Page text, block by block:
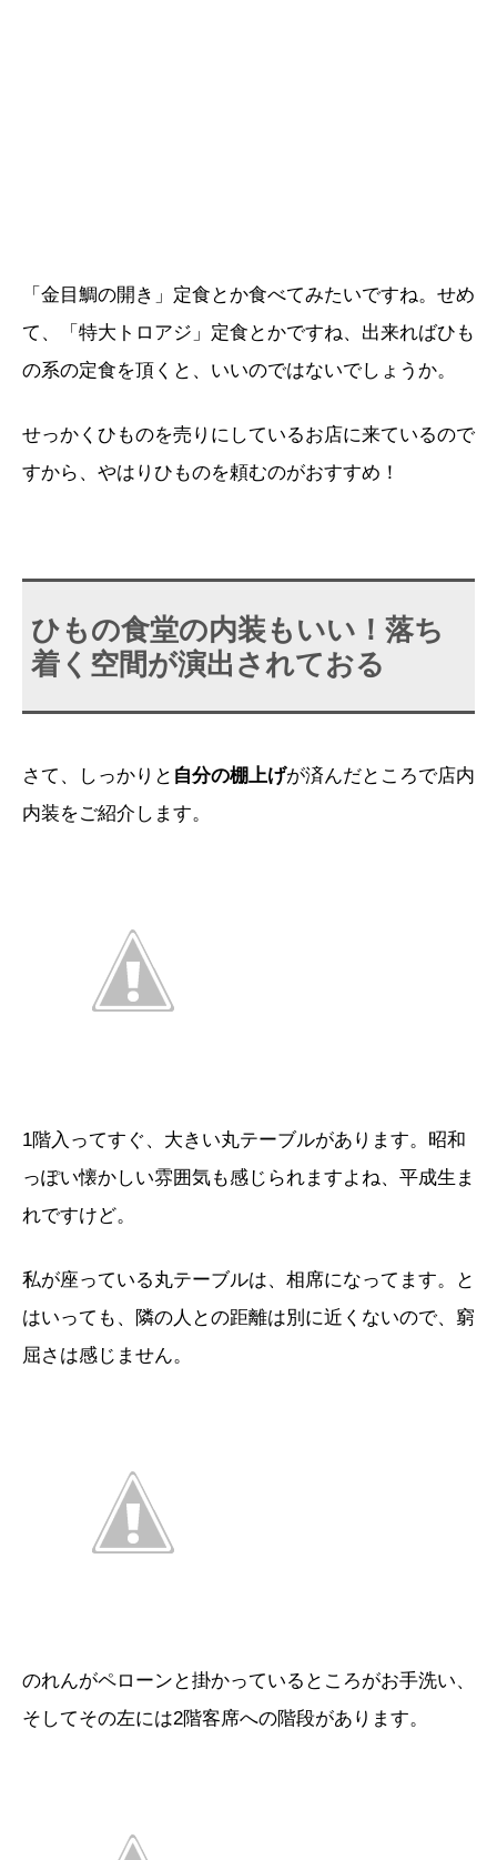
「金目鯛の開き」定食とか食べてみたいですね。せめ
て、「特大トロアジ」定食とかですね、出来ればひも
の系の定食を頂くと、いいのではないでしょうか。
せっかくひものを売りにしているお店に来ているので
すから、やはりひものを頼むのがおすすめ！
ひもの食堂の内装もいい！落ち
着く空間が演出されておる
さて、しっかりと 自分の棚上げが済んだところで店内
内装をご紹介します。
1階入ってすぐ、大きい丸テーブルがあります。昭和
っぽい懐かしい雰囲気も感じられますよね、平成生ま
れですけど。
私が座っている丸テーブルは、相席になってます。と
はいっても、隣の人との距離は別に近くないので、窮
屈さは感じません。
のれんがペローンと掛かっているところがお手洗い、
そしてその左には2階客席への階段があります。